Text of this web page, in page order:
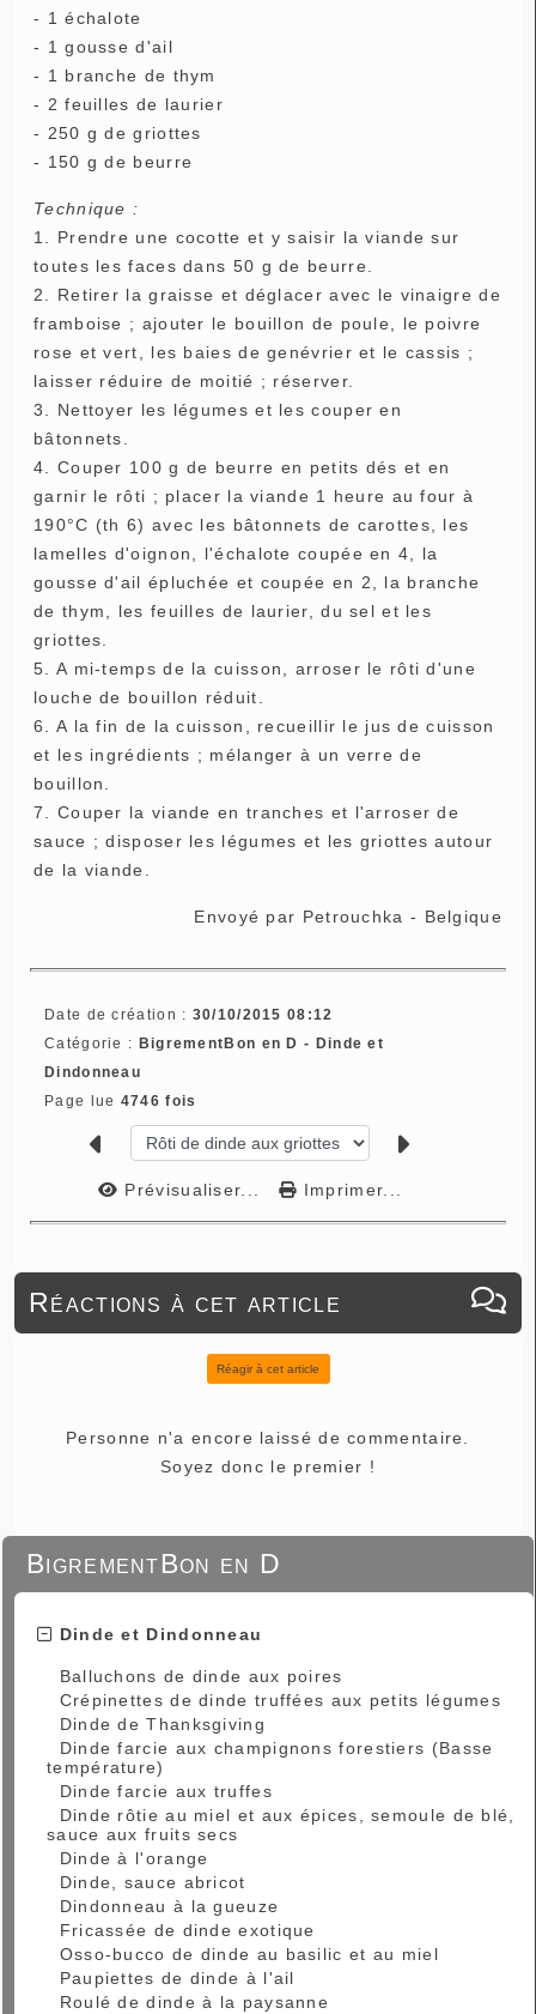
BigrementBon en D
Dinde et Dindonneau
Balluchons de dinde aux poires
Crépinettes de dinde truffées aux petits légumes
Dinde de Thanksgiving
Dinde farcie aux champignons forestiers (Basse
température)
Dinde farcie aux truffes
Dinde rôtie au miel et aux épices, semoule de blé,
sauce aux fruits secs
Dinde à l'orange
Dinde, sauce abricot
Dindonneau à la gueuze
Fricassée de dinde exotique
Osso-bucco de dinde au basilic et au miel
Paupiettes de dinde à l'ail
Roulé de dinde à la paysanne
- 1 échalote
- 1 gousse d'ail
- 1 branche de thym
- 2 feuilles de laurier
- 250 g de griottes
- 150 g de beurre
Technique :
1. Prendre une cocotte et y saisir la viande sur
toutes les faces dans 50 g de beurre.
2. Retirer la graisse et déglacer avec le vinaigre de
framboise ; ajouter le bouillon de poule, le poivre
rose et vert, les baies de genévrier et le cassis ;
laisser réduire de moitié ; réserver.
3. Nettoyer les légumes et les couper en
bâtonnets.
4. Couper 100 g de beurre en petits dés et en
garnir le rôti ; placer la viande 1 heure au four à
190°C (th 6) avec les bâtonnets de carottes, les
lamelles d'oignon, l'échalote coupée en 4, la
gousse d'ail épluchée et coupée en 2, la branche
de thym, les feuilles de laurier, du sel et les
griottes.
5. A mi-temps de la cuisson, arroser le rôti d'une
louche de bouillon réduit.
6. A la fin de la cuisson, recueillir le jus de cuisson
et les ingrédients ; mélanger à un verre de
bouillon.
7. Couper la viande en tranches et l'arroser de
sauce ; disposer les légumes et les griottes autour
de la viande.
Envoyé par Petrouchka - Belgique
Date de création : 30/10/2015 08:12
Catégorie : BigrementBon en D - Dinde et
Dindonneau
Page lue 4746 fois
Prévisualiser... Imprimer...
Réactions à cet article
Réagir à cet article
Personne n'a encore laissé de commentaire.
Soyez donc le premier !